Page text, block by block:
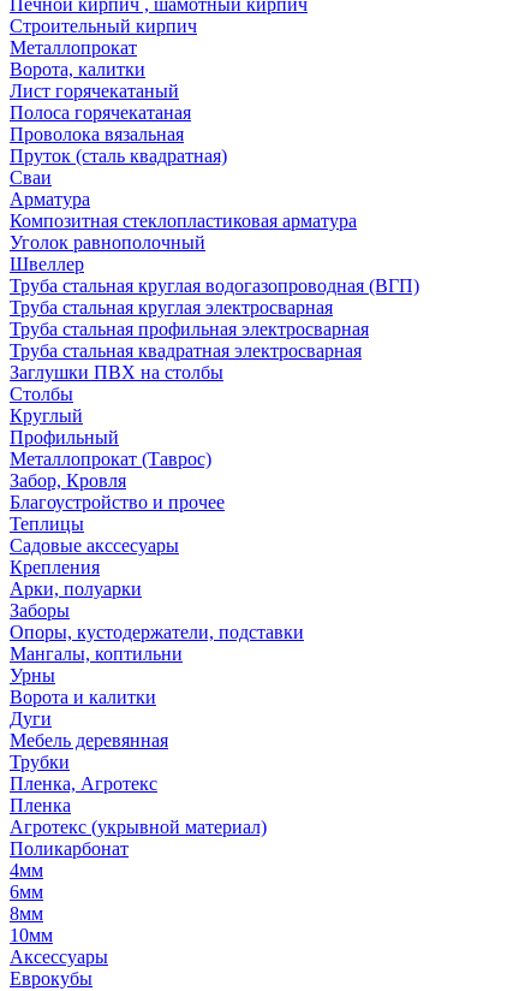
Печной кирпич , шамотный кирпич
Строительный кирпич
Металлопрокат
Ворота, калитки
Лист горячекатаный
Полоса горячекатаная
Проволока вязальная
Пруток (сталь квадратная)
Сваи
Арматура
Композитная стеклопластиковая арматура
Уголок равнополочный
Швеллер
Труба стальная круглая водогазопроводная (ВГП)
Труба стальная круглая электросварная
Труба стальная профильная электросварная
Труба стальная квадратная электросварная
Заглушки ПВХ на столбы
Столбы
Круглый
Профильный
Металлопрокат (Таврос)
Забор, Кровля
Благоустройство и прочее
Теплицы
Садовые акссесуары
Крепления
Арки, полуарки
Заборы
Опоры, кустодержатели, подставки
Мангалы, коптильни
Урны
Ворота и калитки
Дуги
Мебель деревянная
Трубки
Пленка, Агротекс
Пленка
Агротекс (укрывной материал)
Поликарбонат
4мм
6мм
8мм
10мм
Аксессуары
Еврокубы